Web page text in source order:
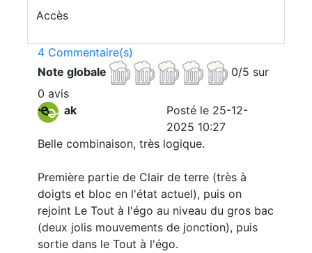
Accès
4 Commentaire(s)
Note globale
0/5 sur
0 avis
ak
Posté le 25-12-
2025 10:27
Belle combinaison, très logique.
Première partie de Clair de terre (très à
doigts et bloc en l'état actuel), puis on
rejoint Le Tout à l'égo au niveau du gros bac
(deux jolis mouvements de jonction), puis
sortie dans le Tout à l'égo.